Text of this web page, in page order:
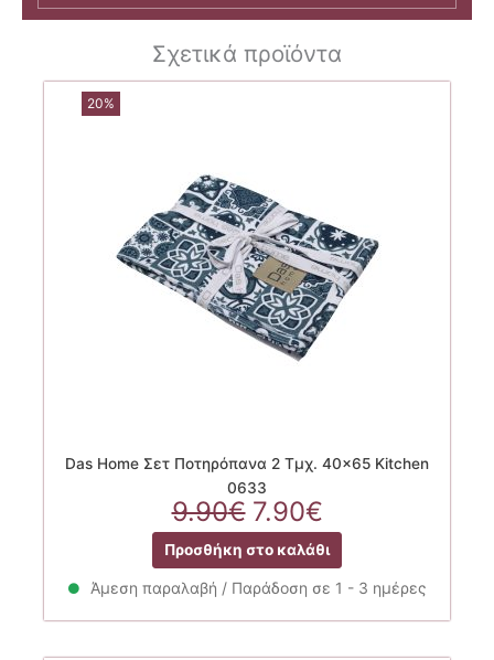
Σχετικά προϊόντα
20%
Das Home Σετ Ποτηρόπανα 2 Τμχ. 40×65 Kitchen
0633
9.90€ Original
price
was:
9.90€.
7.90€Η
τρέχουσα
τιμή
είναι:
7.90€.
Προσθήκη στο καλάθι
Άμεση παραλαβή / Παράδοση σε 1 - 3 ημέρες